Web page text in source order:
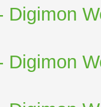
Digimon
Digimon